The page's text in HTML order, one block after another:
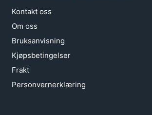
Kontakt oss
Om oss
Bruksanvisning
Kjøpsbetingelser
Frakt
Personvernerklæring